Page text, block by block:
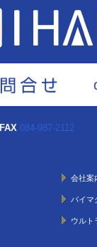
FAX084-987-2112
会社案
バイマ
ウルト